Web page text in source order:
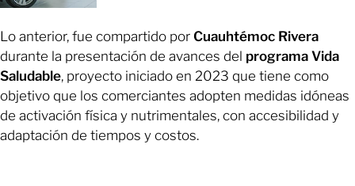
Lo anterior, fue compartido por Cuauhtémoc Rivera
durante la presentación de avances del programa Vida
Saludable, proyecto iniciado en 2023 que tiene como
objetivo que los comerciantes adopten medidas idóneas
de activación física y nutrimentales, con accesibilidad y
adaptación de tiempos y costos.